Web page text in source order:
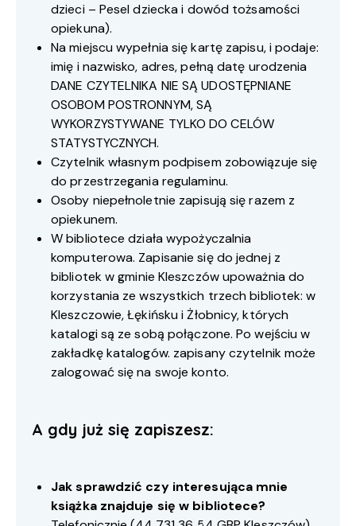
dzieci – Pesel dziecka i dowód tożsamości
opiekuna).
Na miejscu wypełnia się kartę zapisu, i podaje:
imię i nazwisko, adres, pełną datę urodzenia
DANE CZYTELNIKA NIE SĄ UDOSTĘPNIANE
OSOBOM POSTRONNYM, SĄ
WYKORZYSTYWANE TYLKO DO CELÓW
STATYSTYCZNYCH.
Czytelnik własnym podpisem zobowiązuje się
do przestrzegania regulaminu.
Osoby niepełnoletnie zapisują się razem z
opiekunem.
W bibliotece działa wypożyczalnia
komputerowa. Zapisanie się do jednej z
bibliotek w gminie Kleszczów upoważnia do
korzystania ze wszystkich trzech bibliotek: w
Kleszczowie, Łękińsku i Żłobnicy, których
katalogi są ze sobą połączone. Po wejściu w
zakładkę katalogów. zapisany czytelnik może
zalogować się na swoje konto.
A gdy już się zapiszesz:
Jak sprawdzić czy interesująca mnie
książka znajduje się w bibliotece?